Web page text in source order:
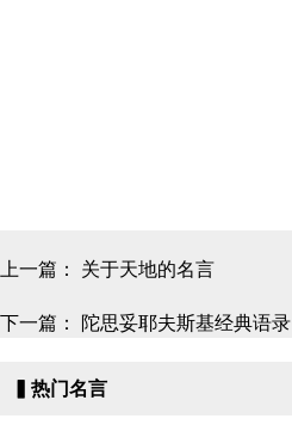
上一篇： 关于天地的名言
下一篇： 陀思妥耶夫斯基经典语录
▍热门名言